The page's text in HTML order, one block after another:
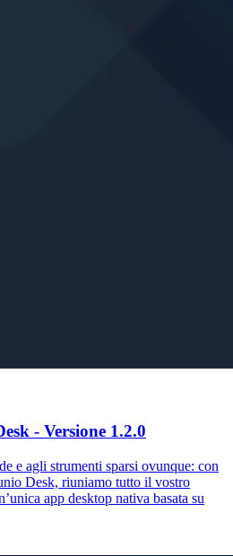
- Versione 1.2.0
e agli strumenti sparsi ovunque: con
Desk, riuniamo tutto il vostro
app desktop nativa basata su